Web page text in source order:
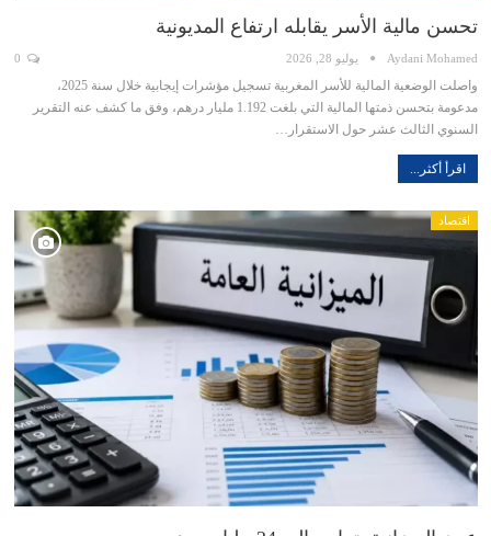
تحسن مالية الأسر يقابله ارتفاع المديونية
Aydani Mohamed يوليو 28, 2026
واصلت الوضعية المالية للأسر المغربية تسجيل مؤشرات إيجابية خلال سنة 2025،
مدعومة بتحسن ذمتها المالية التي بلغت 1.192 مليار درهم، وفق ما كشف عنه التقرير
السنوي الثالث عشر حول الاستقرار…
اقرأ أكثر...
اقتصاد